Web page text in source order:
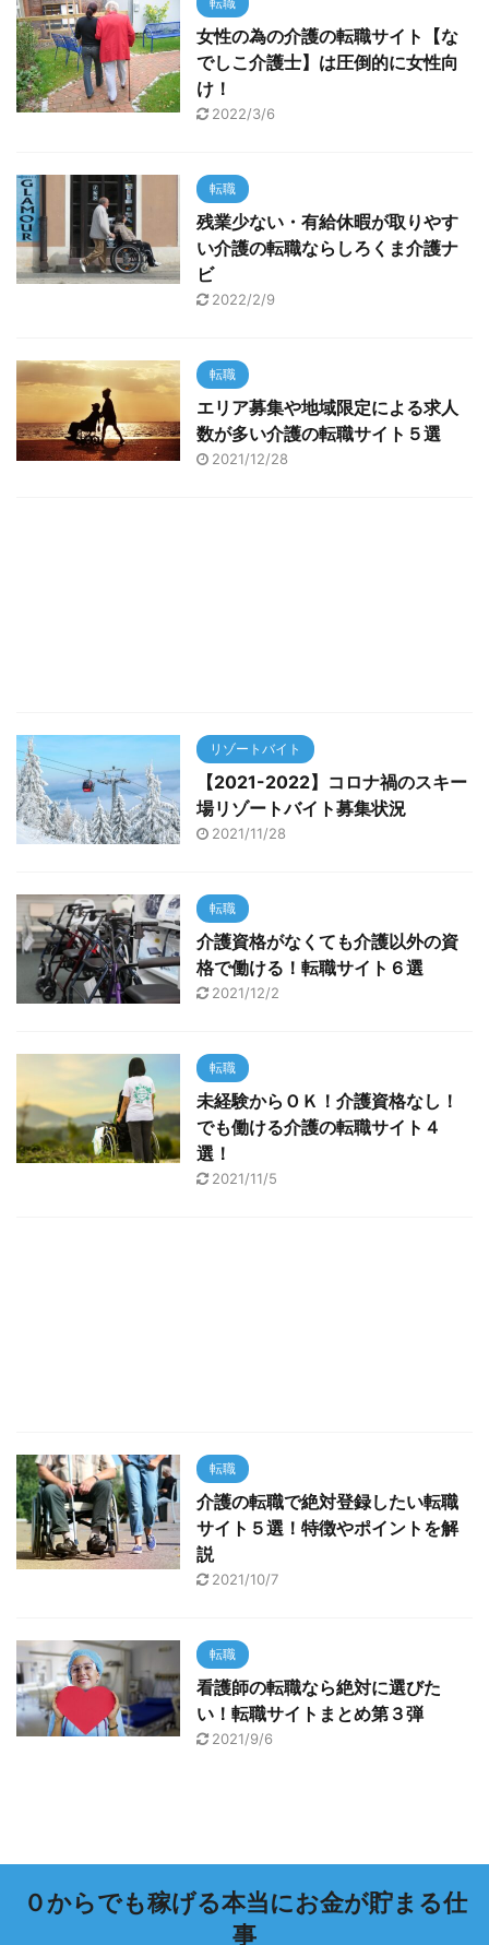
女性の為の介護の転職サイト【な
でしこ介護士】は圧倒的に女性向
け！
2022/3/6
転職
残業少ない・有給休暇が取りやす
い介護の転職ならしろくま介護ナ
ビ
2022/2/9
転職
エリア募集や地域限定による求人
数が多い介護の転職サイト５選
2021/12/28
リゾートバイト
【2021-2022】コロナ禍のスキー
場リゾートバイト募集状況
2021/11/28
転職
介護資格がなくても介護以外の資
格で働ける！転職サイト６選
2021/12/2
転職
未経験からＯＫ！介護資格なし！
でも働ける介護の転職サイト４
選！
2021/11/5
転職
介護の転職で絶対登録したい転職
サイト５選！特徴やポイントを解
説
2021/10/7
転職
看護師の転職なら絶対に選びた
い！転職サイトまとめ第３弾
2021/9/6
０からでも稼げる本当にお金が貯まる仕
事